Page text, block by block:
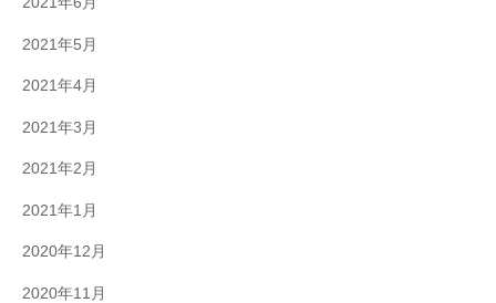
2021年5月
2021年4月
2021年3月
2021年2月
2021年1月
2020年12月
2020年11月